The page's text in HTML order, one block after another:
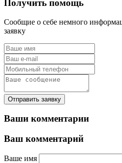
Получить помощь
Сообщие о себе немного
заявку
Отправить заявку
Ваши комментарии
Ваш комментарий
Ваше имя